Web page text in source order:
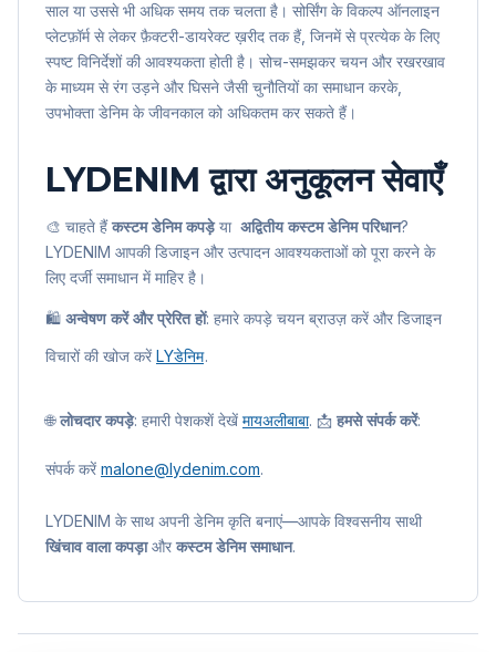
साल या उससे भी अधिक समय तक चलता है। सोर्सिंग के विकल्प ऑनलाइन
प्लेटफ़ॉर्म से लेकर फ़ैक्टरी-डायरेक्ट ख़रीद तक हैं, जिनमें से प्रत्येक के लिए
स्पष्ट विनिर्देशों की आवश्यकता होती है। सोच-समझकर चयन और रखरखाव
के माध्यम से रंग उड़ने और घिसने जैसी चुनौतियों का समाधान करके,
उपभोक्ता डेनिम के जीवनकाल को अधिकतम कर सकते हैं।
LYDENIM द्वारा अनुकूलन सेवाएँ
🎨 चाहते हैंकस्टम डेनिम कपड़ेया अद्वितीय कस्टम डेनिम परिधान?
LYDENIM आपकी डिजाइन और उत्पादन आवश्यकताओं को पूरा करने के
लिए दर्जी समाधान में माहिर है।
🛍️ अन्वेषण करें और प्रेरित हों: हमारे कपड़े चयन ब्राउज़ करें और डिजाइन
विचारों की खोज करें LYडेनिम.
🌐लोचदार कपड़े: हमारी पेशकशें देखें मायअलीबाबा. 📩 हमसे संपर्क करें:
संपर्क करें malone@lydenim.com.
LYDENIM के साथ अपनी डेनिम कृति बनाएं—आपके विश्वसनीय साथी
खिंचाव वाला कपड़ाऔर कस्टम डेनिम समाधान.